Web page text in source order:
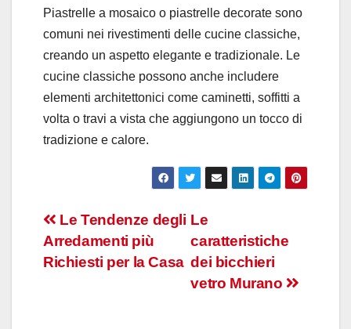
Piastrelle a mosaico o piastrelle decorate sono
comuni nei rivestimenti delle cucine classiche,
creando un aspetto elegante e tradizionale. Le
cucine classiche possono anche includere
elementi architettonici come caminetti, soffitti a
volta o travi a vista che aggiungono un tocco di
tradizione e calore.
Navigazione
articoli
Le
caratteristiche
dei bicchieri
vetro Murano
Le Tendenze degli
Arredamenti più
Richiesti per la Casa